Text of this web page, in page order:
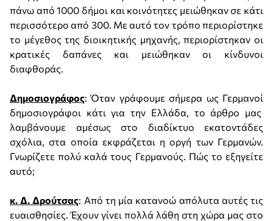
πάνω από 1000 δήμοι και κοινότητες μειώθηκαν σε κάτι
περισσότερο από 300. Με αυτό τον τρόπο περιορίστηκε
το μέγεθος της διοικητικής μηχανής, περιορίστηκαν οι
κρατικές δαπάνες και μειώθηκαν οι κίνδυνοι
διαφθοράς.
Δημοσιογράφος: Όταν γράφουμε σήμερα ως Γερμανοί
δημοσιογράφοι κάτι για την Ελλάδα, το άρθρο μας
λαμβάνουμε αμέσως στο διαδίκτυο εκατοντάδες
σχόλια, στα οποία εκφράζεται η οργή των Γερμανών.
Γνωρίζετε πολύ καλά τους Γερμανούς. Πώς το εξηγείτε
αυτό;
κ. Δ. Δρούτσας: Από τη μία κατανοώ απόλυτα αυτές τις
ευαισθησίες. Έχουν γίνει πολλά λάθη στη χώρα μας στο